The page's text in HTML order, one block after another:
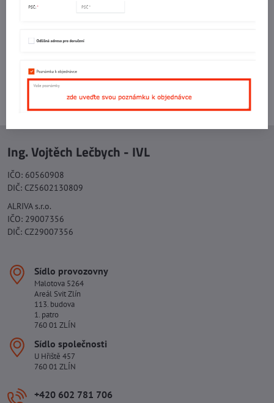
Twitter
Potřebujete poradit s objednávkou?
+420 577 523 563
Ing. Vojtěch Lečbych - IVL
IČO: 60560908
DIČ: CZ5602130809
ALRIVA s.r.o.
IČO: 29007356
DIČ: CZ29007356
Sídlo provozovny
Malotova 5264
Areál Svit Zlín
113. budova
1. patro
760 01 ZLÍN
Sídlo společnosti
U Hřiště 457
760 01 ZLÍN
+420 602 781 706